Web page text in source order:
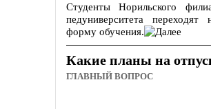
Студенты Норильского
педуниверситета переходят
форму обучения.
Какие планы на
ГЛАВНЫЙ ВОПРОС